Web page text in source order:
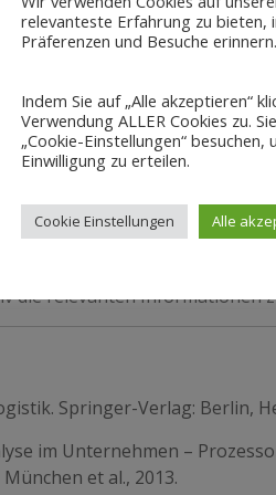
Senke als Variablen
die Ungewissheit vor
kann den Nutzen
von
wirken
und Umweltdynamik
Dynamik als auch das
Informationsfluss von
die relevanten Informationen
Springer-Verlag: Berlin,
im Unternehmen –
et al., 2013.
relevanteste Erfahrung zu bieten,
Präferenzen und Besuche erinnern.
Indem Sie auf „Alle akzeptieren“
Verwendung ALLER Cookies zu.
„Cookie-Einstellungen“
Einwilligung zu erteilen.
Cookie Einstellungen Alle